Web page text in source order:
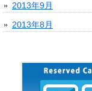
2013年9月
2013年8月